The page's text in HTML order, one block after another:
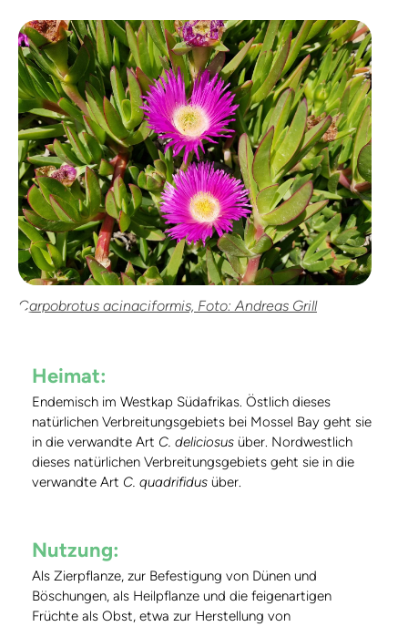
Carpobrotus acinaciformis, Foto: Andreas Grill
Heimat:
Endemisch im Westkap Südafrikas. Östlich dieses
natürlichen Verbreitungsgebiets bei Mossel Bay geht sie
in die verwandte Art C. deliciosus über. Nordwestlich
dieses natürlichen Verbreitungsgebiets geht sie in die
verwandte Art C. quadrifidus über.
Nutzung:
Als Zierpflanze, zur Befestigung von Dünen und
Böschungen, als Heilpflanze und die feigenartigen
Früchte als Obst, etwa zur Herstellung von